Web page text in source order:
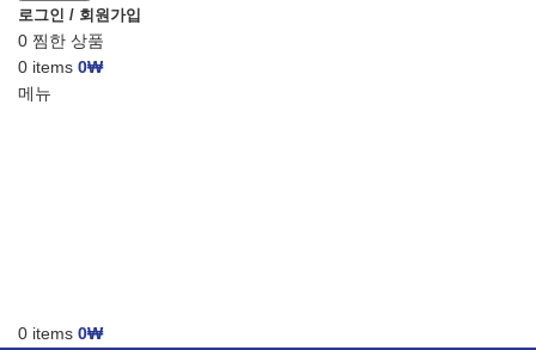
로그인 / 회원가입
0 찜한 상품
0 items 0₩
메뉴
0 items 0₩